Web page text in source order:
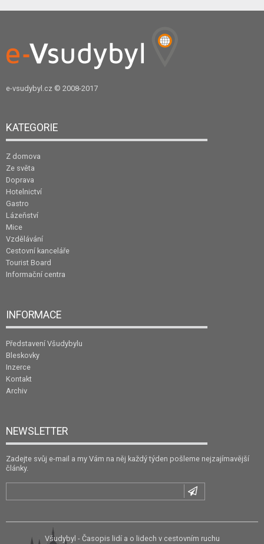
e-vsudybyl.cz © 2008-2017
KATEGORIE
Z domova
Ze světa
Doprava
Hotelnictví
Gastro
Lázeňství
Mice
Vzdělávání
Cestovní kanceláře
Tourist Board
Informační centra
INFORMACE
Představení Všudybylu
Bleskovky
Inzerce
Kontakt
Archiv
NEWSLETTER
Zadejte svůj e-mail a my Vám na něj každý týden pošleme nejzajímavější
články.
Všudybyl - Časopis lidí a o lidech v cestovním ruchu